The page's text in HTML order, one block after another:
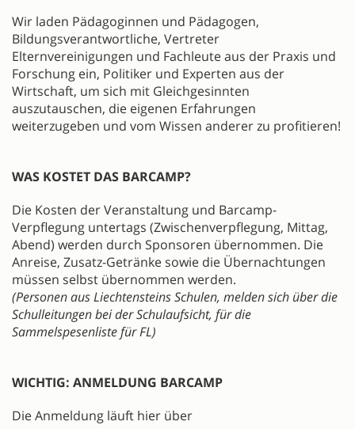
Wir laden Pädagoginnen und Pädagogen,
Bildungsverantwortliche, Vertreter
Elternvereinigungen und Fachleute aus der Praxis und
Forschung ein, Politiker und Experten aus der
Wirtschaft, um sich mit Gleichgesinnten
auszutauschen, die eigenen Erfahrungen
weiterzugeben und vom Wissen anderer zu profitieren!
WAS KOSTET DAS BARCAMP?
Die Kosten der Veranstaltung und Barcamp-
Verpflegung untertags (Zwischenverpflegung, Mittag,
Abend) werden durch Sponsoren übernommen. Die
Anreise, Zusatz-Getränke sowie die Übernachtungen
müssen selbst übernommen werden.
(Personen aus Liechtensteins Schulen, melden sich über die
Schulleitungen bei der Schulaufsicht, für die
Sammelspesenliste für FL)
WICHTIG: ANMELDUNG BARCAMP
Die Anmeldung läuft hier über